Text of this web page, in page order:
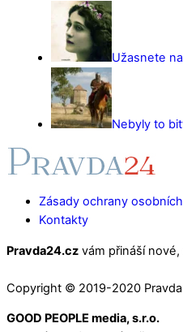
Užasnete
Nebyly to
Zásady ochrany
Kontakty
Pravda24.cz vám přináší
Copyright © 2019-2020
GOOD PEOPLE media, s.r.o.